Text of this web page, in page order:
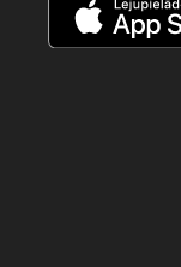
Kino
Klubs